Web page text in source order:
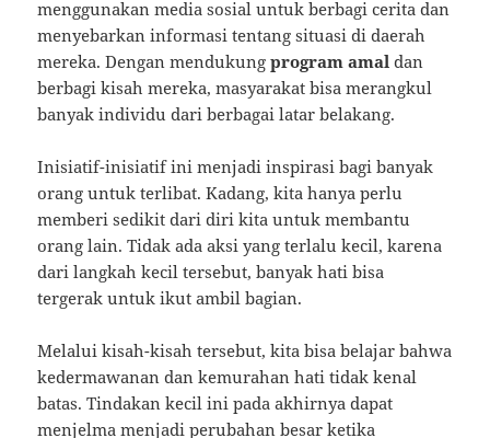
menggunakan media sosial untuk berbagi cerita dan
menyebarkan informasi tentang situasi di daerah
mereka. Dengan mendukungprogram amal dan
berbagi kisah mereka, masyarakat bisa merangkul
banyak individu dari berbagai latar belakang.
Inisiatif-inisiatif ini menjadi inspirasi bagi banyak
orang untuk terlibat. Kadang, kita hanya perlu
memberi sedikit dari diri kita untuk membantu
orang lain. Tidak ada aksi yang terlalu kecil, karena
dari langkah kecil tersebut, banyak hati bisa
tergerak untuk ikut ambil bagian.
Melalui kisah-kisah tersebut, kita bisa belajar bahwa
kedermawanan dan kemurahan hati tidak kenal
batas. Tindakan kecil ini pada akhirnya dapat
menjelma menjadi perubahan besar ketika